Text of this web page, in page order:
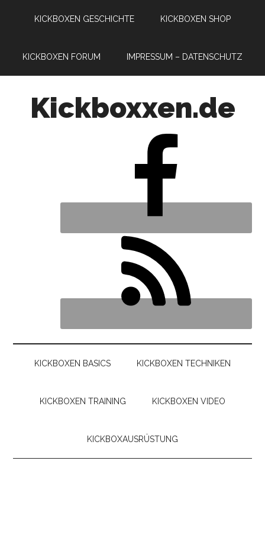
KICKBOXEN GESCHICHTE KICKBOXEN SHOP
KICKBOXEN FORUM IMPRESSUM – DATENSCHUTZ
Kickboxxen.de
KICKBOXEN BASICS KICKBOXEN TECHNIKEN
KICKBOXEN TRAINING KICKBOXEN VIDEO
KICKBOXAUSRÜSTUNG